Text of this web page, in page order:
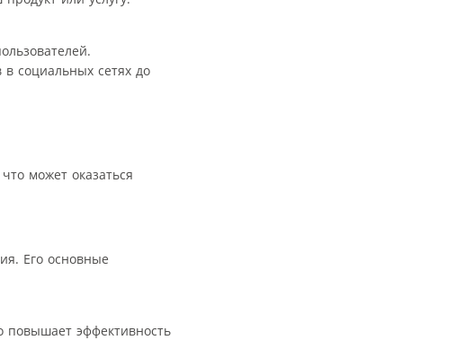
социальных сетях до
может оказаться
Его основные
эффективность